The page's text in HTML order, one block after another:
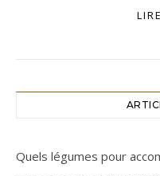
Quels légumes pour